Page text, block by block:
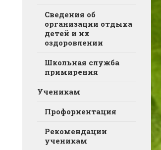
Сведения об
организации отдыха
детей и их
оздоровлении
Школьная служба
примирения
Ученикам
Профориентация
Рекомендации
ученикам